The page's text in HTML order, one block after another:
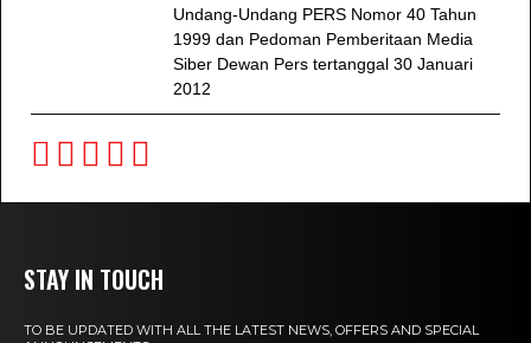
Undang-Undang PERS Nomor 40 Tahun
1999 dan Pedoman Pemberitaan Media
Siber Dewan Pers tertanggal 30 Januari
2012
STAY IN TOUCH
TO BE UPDATED WITH ALL THE LATEST NEWS, OFFERS AND SPECIAL